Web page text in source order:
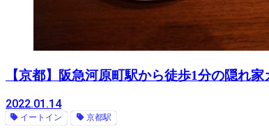
【京都】阪急河原町駅から徒歩1分の隠れ
2022.01.14
イートイン 京都駅